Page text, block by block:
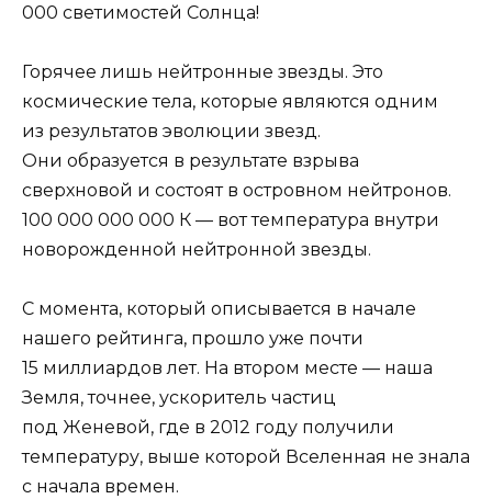
000 светимостей Солнца!
Горячее лишь нейтронные звезды. Это
космические тела, которые являются одним
из результатов эволюции звезд.
Они образуется в результате взрыва
сверхновой и состоят в островном нейтронов.
100 000 000 000 К — вот температура внутри
новорожденной нейтронной звезды.
С момента, который описывается в начале
нашего рейтинга, прошло уже почти
15 миллиардов лет. На втором месте — наша
Земля, точнее, ускоритель частиц
под Женевой, где в 2012 году получили
температуру, выше которой Вселенная не знала
с начала времен.